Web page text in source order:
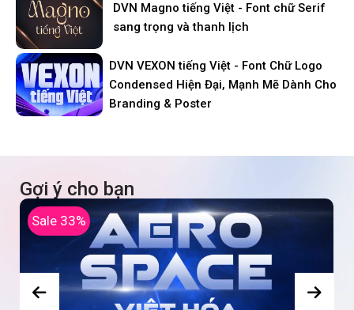
DVN Magno tiếng Việt - Font chữ Serif
sang trọng và thanh lịch
DVN VEXON tiếng Việt - Font Chữ Logo
Condensed Hiện Đại, Mạnh Mẽ Dành Cho
Branding & Poster
Gợi ý cho bạn
Sale 33%